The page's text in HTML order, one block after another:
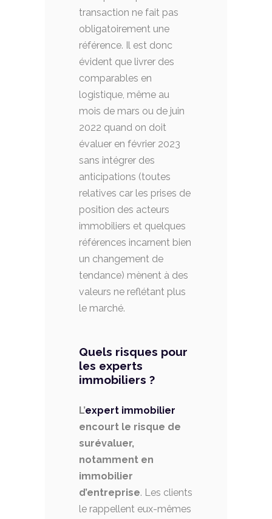
transaction ne fait pas
obligatoirement une
référence. Il est donc
évident que livrer des
comparables en
logistique, même au
mois de mars ou de juin
2022 quand on doit
évaluer en février 2023
sans intégrer des
anticipations (toutes
relatives car les prises de
position des acteurs
immobiliers et quelques
références incarnent bien
un changement de
tendance) mènent à des
valeurs ne reflétant plus
le marché.
Quels risques pour
les experts
immobiliers ?
L’expert immobilier
encourt le risque de
surévaluer,
notamment en
immobilier
d’entreprise. Les clients
le rappellent eux-mêmes